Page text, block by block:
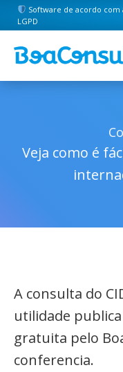
Software de acordo com
LGPD
Veja como é
A consulta do
utilidade
gratuita pelo
conferencia.